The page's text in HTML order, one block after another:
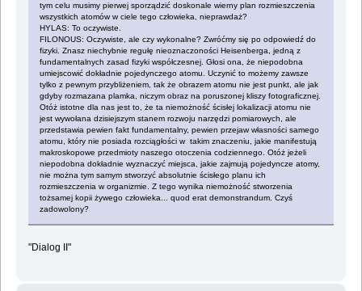
tym celu musimy pierwej sporządzić doskonale wierny plan rozmieszczenia
wszystkich atomów w ciele tego człowieka, nieprawdaż?
HYLAS: To oczywiste.
FILONOUS: Oczywiste, ale czy wykonalne? Zwróćmy się po odpowiedź do
fizyki. Znasz niechybnie regułę nieoznaczoności Heisenberga, jedną z
fundamentalnych zasad fizyki współczesnej. Głosi ona, że niepodobna
umiejscowić dokładnie pojedynczego atomu. Uczynić to możemy zawsze
tylko z pewnym przybliżeniem, tak że obrazem atomu nie jest punkt, ale jak
gdyby rozmazana plamka, niczym obraz na poruszonej kliszy fotograficznej.
Otóż istotne dla nas jest to, że ta niemożność ścisłej lokalizacji atomu nie
jest wywołana dzisiejszym stanem rozwoju narzędzi pomiarowych, ale
przedstawia pewien fakt fundamentalny, pewien przejaw własności samego
atomu, który nie posiada rozciągłości w takim znaczeniu, jakie manifestują
makroskopowe przedmioty naszego otoczenia codziennego. Otóż jeżeli
niepodobna dokładnie wyznaczyć miejsca, jakie zajmują pojedyncze atomy,
nie można tym samym stworzyć absolutnie ścisłego planu ich
rozmieszczenia w organizmie. Z tego wynika niemożność stworzenia
tożsamej kopii żywego człowieka... quod erat demonstrandum. Czyś
zadowolony?
"Dialog II"